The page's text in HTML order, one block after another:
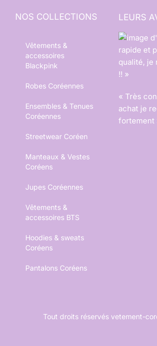
NOS COLLECTIONS
Vêtements &
accessoires
Blackpink
Robes Coréennes
Ensembles & Tenues
Coréennes
Streetwear Coréen
Manteaux & Vestes
Coréens
Jupes Coréennes
Vêtements &
accessoires BTS
Hoodies & sweats
Coréens
Pantalons Coréens
LEURS
rapide et
qualité, je
!! »
« Très
achat je
fortement
Tout droits réservés vetement-